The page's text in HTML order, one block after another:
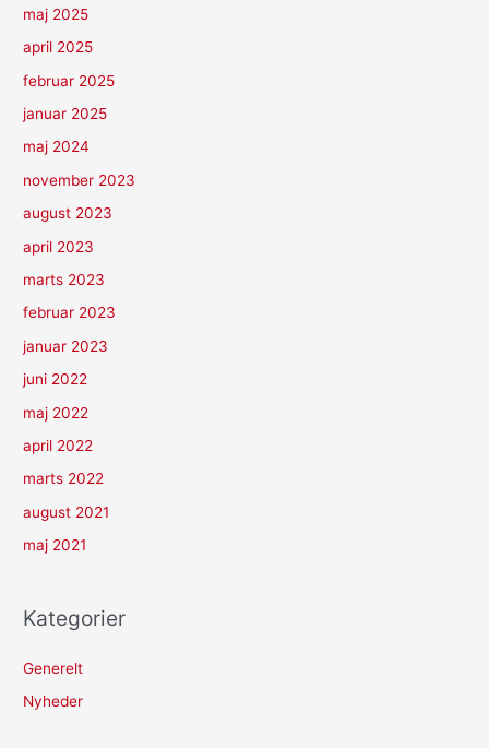
maj 2025
april 2025
februar 2025
januar 2025
maj 2024
november 2023
august 2023
april 2023
marts 2023
februar 2023
januar 2023
juni 2022
maj 2022
april 2022
marts 2022
august 2021
maj 2021
Kategorier
Generelt
Nyheder